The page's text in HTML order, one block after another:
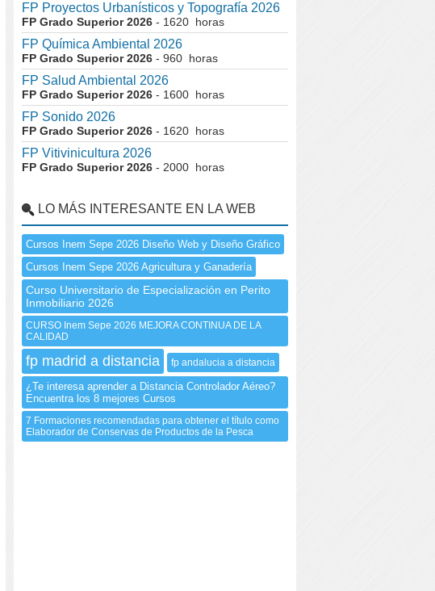
FP Proyectos Urbanísticos y Topografía 2026
FP Grado Superior 2026 - 1620 horas
FP Química Ambiental 2026
FP Grado Superior 2026 - 960 horas
FP Salud Ambiental 2026
FP Grado Superior 2026 - 1600 horas
FP Sonido 2026
FP Grado Superior 2026 - 1620 horas
FP Vitivinicultura 2026
FP Grado Superior 2026 - 2000 horas
LO MÁS INTERESANTE EN LA WEB
Cursos Inem Sepe 2026 Diseño Web y Diseño Gráfico
Cursos Inem Sepe 2026 Agricultura y Ganadería
Curso Universitario de Especialización en Perito
Inmobiliario 2026
CURSO Inem Sepe 2026 MEJORA CONTINUA DE LA
CALIDAD
fp madrid a distancia fp andalucia a distancia
¿Te interesa aprender a Distancia Controlador Aéreo?
Encuentra los 8 mejores Cursos
7 Formaciones recomendadas para obtener el título como
Elaborador de Conservas de Productos de la Pesca